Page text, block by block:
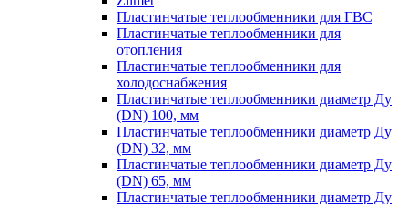
Пластинчатые теплообменники для ГВС
Пластинчатые теплообменники для
отопления
Пластинчатые теплообменники для
холодоснабжения
Пластинчатые теплообменники диаметр Ду
(DN) 100, мм
Пластинчатые теплообменники диаметр Ду
(DN) 32, мм
Пластинчатые теплообменники диаметр Ду
(DN) 65, мм
Пластинчатые теплообменники диаметр Ду